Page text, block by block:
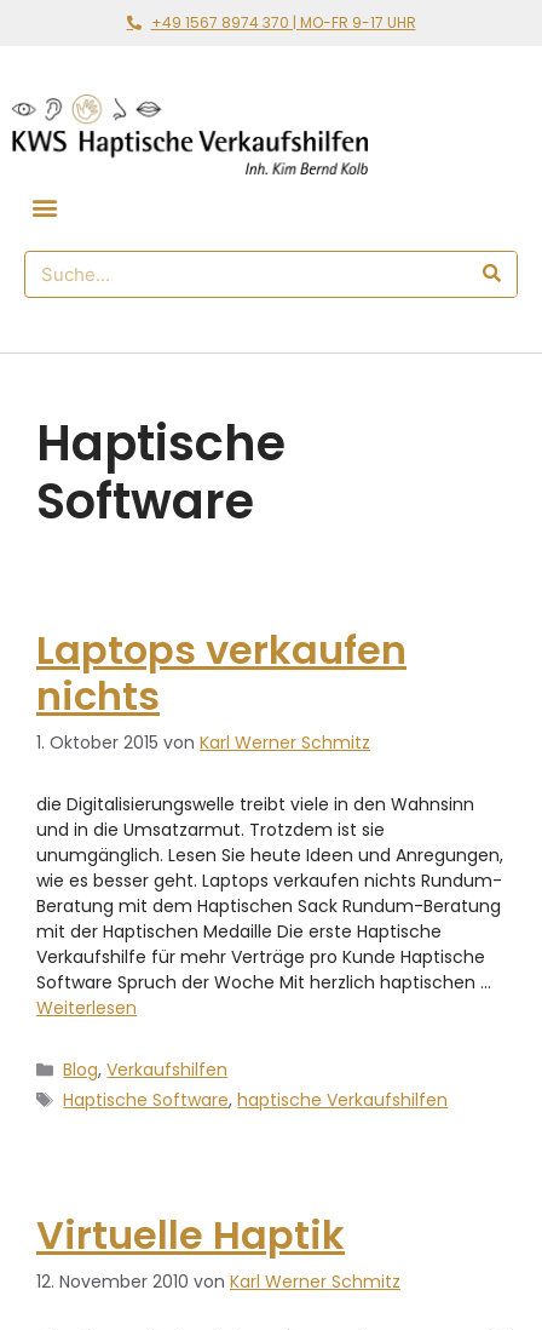
+49 1567 8974 370 | MO-FR 9-17 UHR
Haptische
Software
Laptops verkaufen
nichts
1. Oktober 2015 von Karl Werner Schmitz
die Digitalisierungswelle treibt viele in den Wahnsinn
und in die Umsatzarmut. Trotzdem ist sie
unumgänglich. Lesen Sie heute Ideen und Anregungen,
wie es besser geht. Laptops verkaufen nichts Rundum-
Beratung mit dem Haptischen Sack Rundum-Beratung
mit der Haptischen Medaille Die erste Haptische
Verkaufshilfe für mehr Verträge pro Kunde Haptische
Software Spruch der Woche Mit herzlich haptischen …
Weiterlesen
Blog,Verkaufshilfen
Haptische Software,haptische Verkaufshilfen
Virtuelle Haptik
12. November 2010 von Karl Werner Schmitz